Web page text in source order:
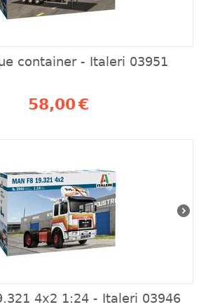
container - Italeri 03951
58,00€
4x2 1:24 - Italeri 03946